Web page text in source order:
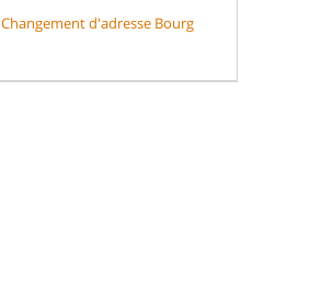
Changement d'adresse Bourg